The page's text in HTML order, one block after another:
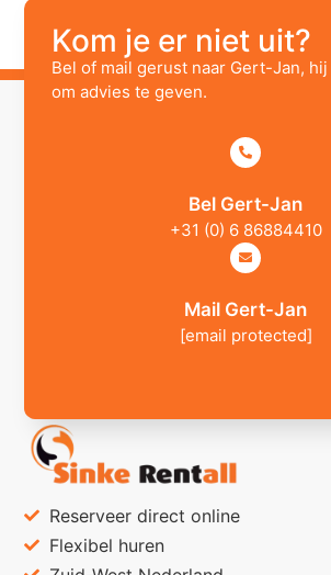
Reserveer direct online
Flexibel huren
Kom je er niet uit?
Bel of mail gerust naar Gert-Jan,
om advies te geven.
Bel Gert-Jan
+31 (0) 6 86884410
Mail Gert-Jan
[email protected]